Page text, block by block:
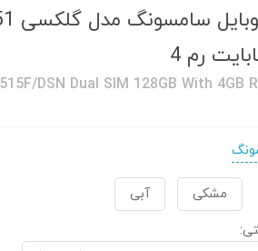
DSN Dual SIM 128GB With 4GB
مشکی
آبی